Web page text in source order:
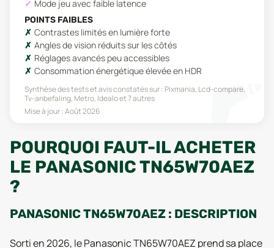
Mode jeu avec faible latence
POINTS FAIBLES
Contrastes limités en lumière forte
Angles de vision réduits sur les côtés
Réglages avancés peu accessibles
Consommation énergétique élevée en HDR
Synthèse des tests et avis constatés sur : Pixmania, Lcd-compare,
Tv-anbefaling, Metro, Idealoet 7 autres
Mise à jour :Août 2026
POURQUOI FAUT-IL ACHETER
LE PANASONIC TN65W70AEZ
?
PANASONIC TN65W70AEZ : DESCRIPTION
Sorti en 2026, le Panasonic TN65W70AEZ prend sa place